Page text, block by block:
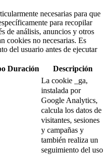
necesarias para que
para recopilar
de análisis, anuncios y otros
cookies no necesarias. Es
del usuario antes de ejecutar
Duración
Descripción
La cookie _ga,
instalada por
Google Analytics,
calcula los datos de
visitantes, sesiones
y campañas y
también realiza un
seguimiento del uso